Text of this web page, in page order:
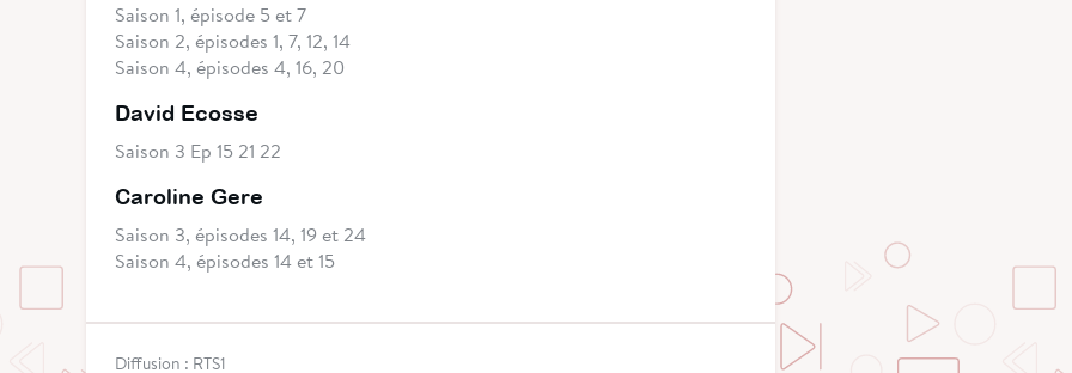
Saison 1, épisode 5 et 7
Saison 2, épisodes 1, 7, 12, 14
Saison 4, épisodes 4, 16, 20
David Ecosse
Saison 3 Ep 15 21 22
Caroline Gere
Saison 3, épisodes 14, 19 et 24
Saison 4, épisodes 14 et 15
Diffusion : RTS1